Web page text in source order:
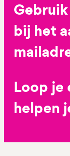
bij het
Loop je
helpen